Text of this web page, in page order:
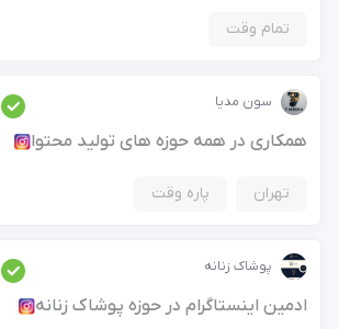
تمام وقت
سون مدیا
همکاری در همه حوزه های تولید محتوا
تهران پاره وقت
پوشاک زنانه
ادمین اینستاگرام در حوزه پوشاک زنانه
ادمین هستم
جدیدترین آگهی‌های استخدامی را ببینید
آگهی استخدام ادمین
جدیدترین آگهی‌های استخدامی را ببینید
ورود به حساب کاربری
شماره موبایل خود را وارد کنید
بعد از ثبت شماره کد برای شما پیامک خواهد شد